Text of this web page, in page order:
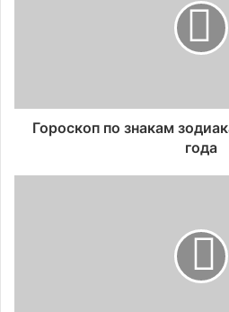
Гороскоп по знакам
года